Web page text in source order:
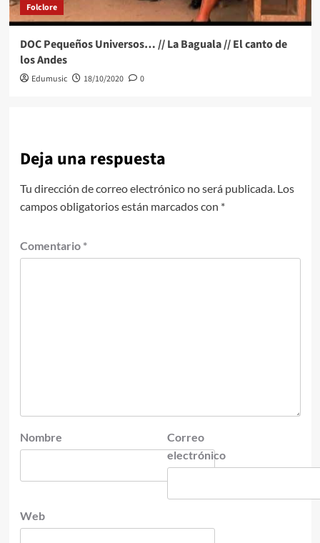
Folclore
DOC Pequeños Universos… // La Baguala // El canto de
los Andes
Edumusic 18/10/2020 0
Deja una respuesta
Tu dirección de correo electrónico no será publicada. Los
campos obligatorios están marcados con *
Comentario *
Nombre
Correo
electrónico
Web